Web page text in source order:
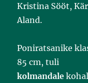
Kristina Sööt,
Aland.
Poniratsanike
85 cm, tuli
kolmandale